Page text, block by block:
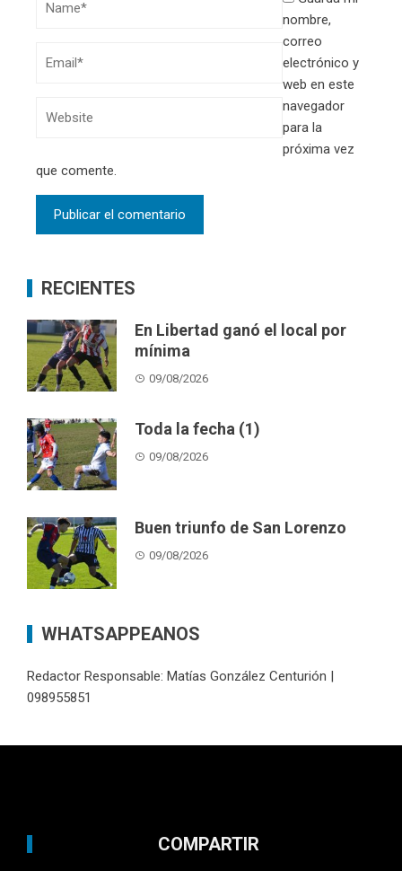
nombre,
correo
electrónico y
web en este
navegador
para la
próxima vez
que comente.
RECIENTES
En Libertad ganó el local por
mínima
09/08/2026
Toda la fecha (1)
09/08/2026
Buen triunfo de San Lorenzo
09/08/2026
WHATSAPPEANOS
Redactor Responsable: Matías González Centurión |
098955851
COMPARTIR